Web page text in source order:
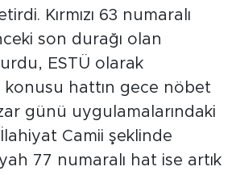
Kırmızı 63 numaralı
son durağı olan
ESTÜ olarak
konusu hattın gece nöbet
günü uygulamalarındaki
Camii şeklinde
77 numaralı hat ise artık